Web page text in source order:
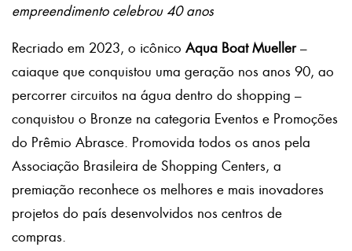
empreendimento celebrou 40 anos
Recriado em 2023, o icônico Aqua Boat Mueller–
caiaque que conquistou uma geração nos anos 90, ao
percorrer circuitos na água dentro do shopping –
conquistou o Bronze na categoria Eventos e Promoções
do Prêmio Abrasce. Promovida todos os anos pela
Associação Brasileira de Shopping Centers, a
premiação reconhece os melhores e mais inovadores
projetos do país desenvolvidos nos centros de
compras.